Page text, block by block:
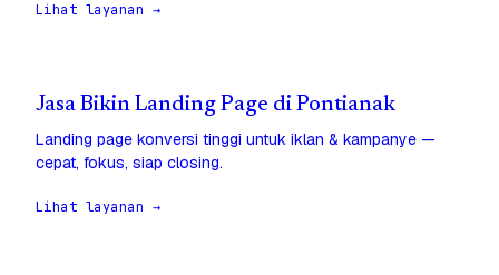
Lihat layanan →
Jasa Bikin Landing Page di Pontianak
Landing page konversi tinggi untuk iklan & kampanye —
cepat, fokus, siap closing.
Lihat layanan →